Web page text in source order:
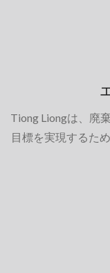
Tiong Liongは、廃
目標を実現するた